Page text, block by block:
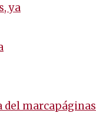
ya
del marcapáginas